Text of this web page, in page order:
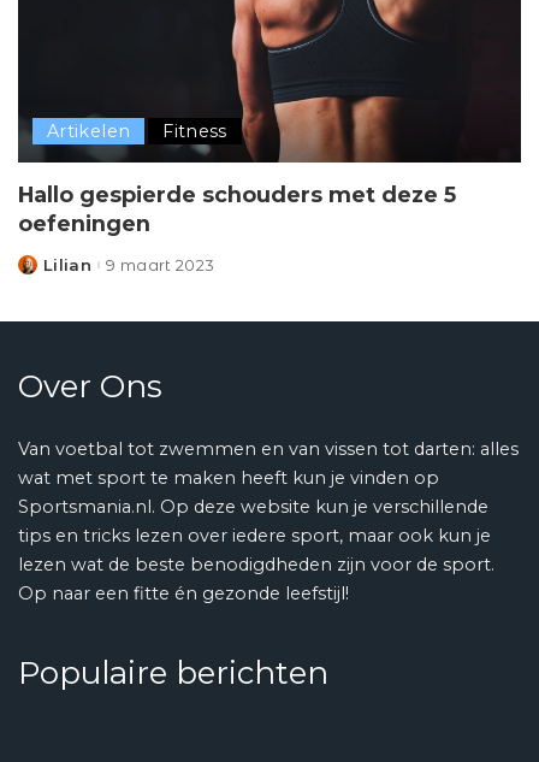
Artikelen Fitness
Hallo gespierde schouders met deze 5
oefeningen
Posted
Lilian 9 maart 2023
Over Ons
Van voetbal tot zwemmen en van vissen tot darten: alles
wat met sport te maken heeft kun je vinden op
Sportsmania.nl. Op deze website kun je verschillende
tips en tricks lezen over iedere sport, maar ook kun je
lezen wat de beste benodigdheden zijn voor de sport.
Op naar een fitte én gezonde leefstijl!
Populaire berichten